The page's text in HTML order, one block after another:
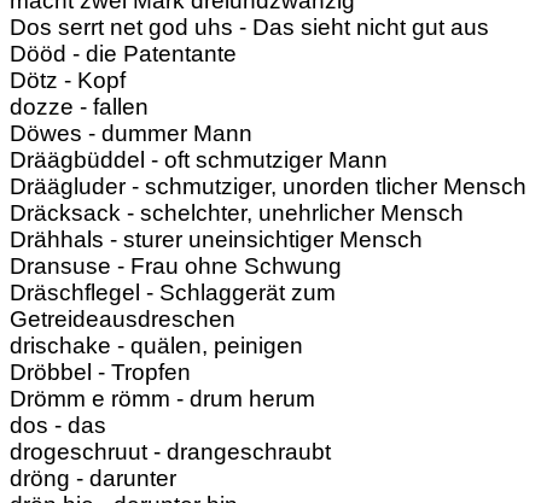
Dos serrt net god uhs - Das sieht nicht gut aus
Dööd - die Patentante
Dötz - Kopf
dozze - fallen
Döwes - dummer Mann
Dräägbüddel - oft schmutziger Mann
Dräägluder - schmutziger, unorden tlicher Mensch
Dräcksack - schelchter, unehrlicher Mensch
Drähhals - sturer uneinsichtiger Mensch
Dransuse - Frau ohne Schwung
Dräschflegel - Schlaggerät zum
Getreideausdreschen
drischake - quälen, peinigen
Dröbbel - Tropfen
Drömm e römm - drum herum
dos - das
drogeschruut - drangeschraubt
dröng - darunter